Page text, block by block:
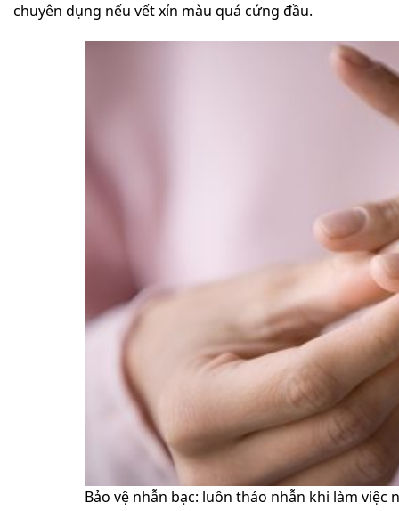
chuyên dụng nếu vết xỉn màu quá cứng đầu.
Bảo vệ nhẫn bạc: luôn tháo nhẫn khi làm